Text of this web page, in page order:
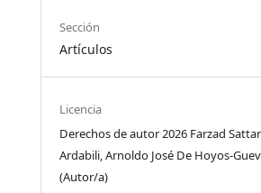
Sección
Artículos
Licencia
Derechos de autor 2026 Farzad
Ardabili, Arnoldo José De Hoyos-
(Autor/a)